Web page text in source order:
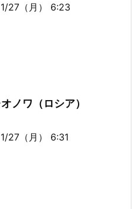
27（月） 6:23
ノワ（ロシア）
27（月） 6:31